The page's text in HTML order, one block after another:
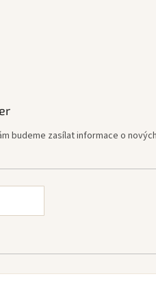
budeme zasílat informace o